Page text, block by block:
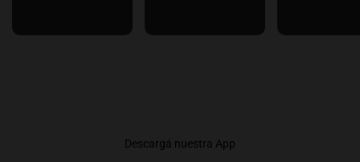
Descargá nuestra App